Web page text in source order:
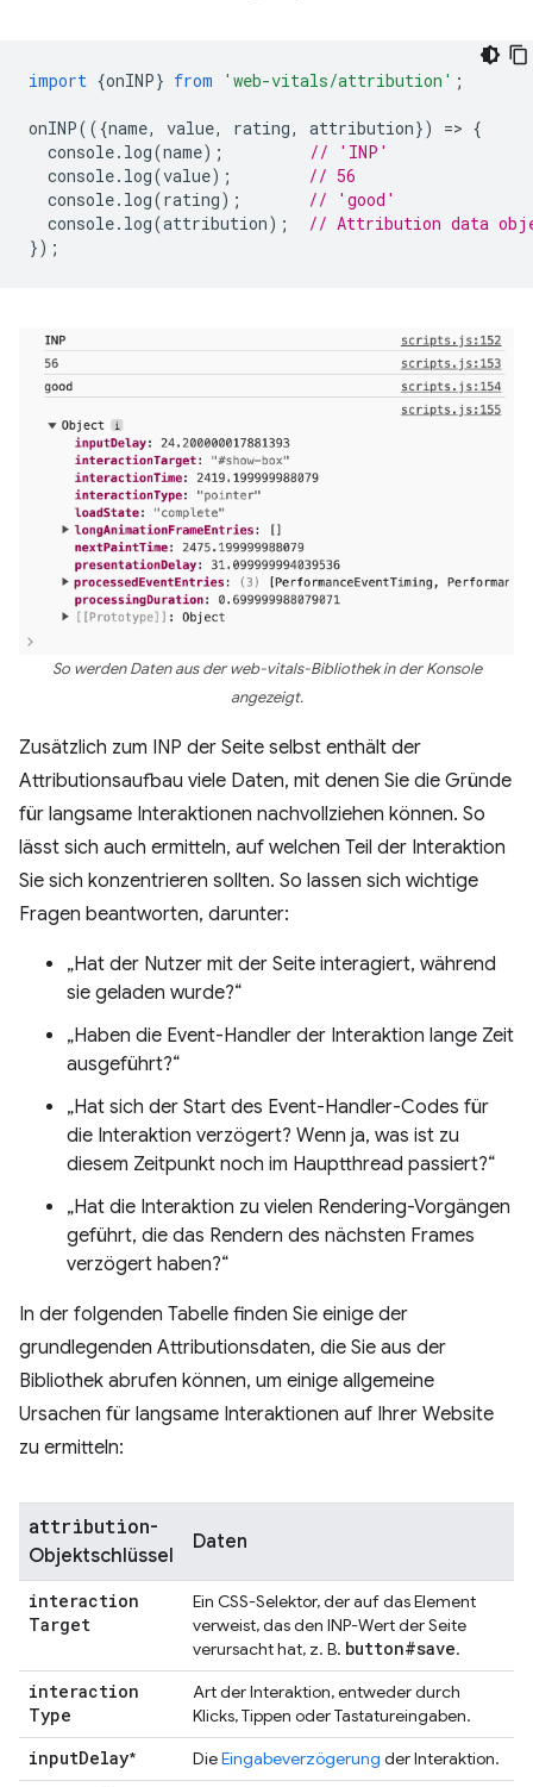
import {onINP} from 'web-vitals/attribution' ;
onINP(({name, value, rating, attribution}) => {
console. log(name);
// 'INP'
console. log(value);
// 56
console. log(rating);
// 'good'
console. log(attribution);
// Attribution data
});
So werden Daten aus der web-vitals-Bibliothek in der Konsole
angezeigt.
Zusätzlich zum INP der Seite selbst enthält der
Attributionsaufbau viele Daten, mit denen Sie die Gründe
für langsame Interaktionen nachvollziehen können. So
lässt sich auch ermitteln, auf welchen Teil der Interaktion
Sie sich konzentrieren sollten. So lassen sich wichtige
Fragen beantworten, darunter:
„Hat der Nutzer mit der Seite interagiert, während
sie geladen wurde?“
„Haben die Event-Handler der Interaktion lange Zeit
ausgeführt?“
„Hat sich der Start des Event-Handler-Codes für
die Interaktion verzögert? Wenn ja, was ist zu
diesem Zeitpunkt noch im Hauptthread passiert?“
„Hat die Interaktion zu vielen Rendering-Vorgängen
geführt, die das Rendern des nächsten Frames
verzögert haben?“
In der folgenden Tabelle finden Sie einige der
grundlegenden Attributionsdaten, die Sie aus der
Bibliothek abrufen können, um einige allgemeine
Ursachen für langsame Interaktionen auf Ihrer Website
zu ermitteln:
attribution-
Objektschlüssel
Daten
interaction
Target
Ein CSS-Selektor, der auf das Element
verweist, das den INP-Wert der Seite
verursacht hat, z. B. button#save.
interaction
Type
Art der Interaktion, entweder durch
Klicks, Tippen oder Tastatureingaben.
inputDelay* DieEingabeverzögerung der Interaktion.